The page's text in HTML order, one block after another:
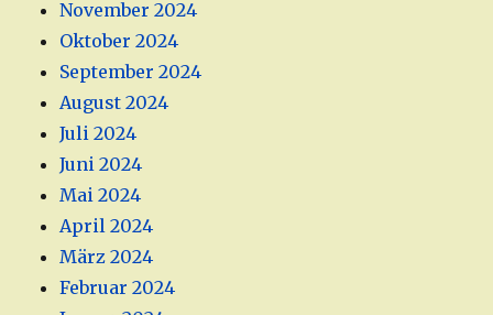
November 2024
Oktober 2024
September 2024
August 2024
Juli 2024
Juni 2024
Mai 2024
April 2024
März 2024
Februar 2024